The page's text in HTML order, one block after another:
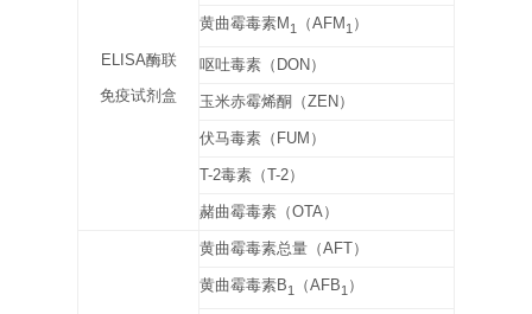
ELISA酶联
免疫试剂盒
黄曲霉毒素M 1 （AFM 1 ）
呕吐毒素（ DON ）
玉米赤霉烯酮（ZEN ）
伏马毒素（ FUM ）
T-2毒素（T-2）
赭曲霉毒素（OTA）
黄曲霉毒素总量（AFT）
黄曲霉毒素B1 （AFB1 ）